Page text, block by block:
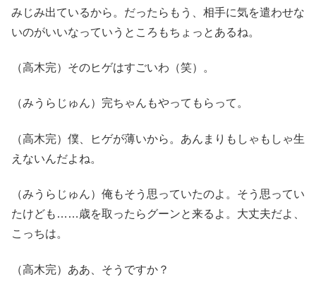
みじみ出ているから。だったらもう、相手に気を遣わせな
いのがいいなっていうところもちょっとあるね。
（高木完）そのヒゲはすごいわ（笑）。
（みうらじゅん）完ちゃんもやってもらって。
（高木完）僕、ヒゲが薄いから。あんまりもしゃもしゃ生
えないんだよね。
（みうらじゅん）俺もそう思っていたのよ。そう思ってい
たけども……歳を取ったらグーンと来るよ。大丈夫だよ、
こっちは。
（高木完）ああ、そうですか？